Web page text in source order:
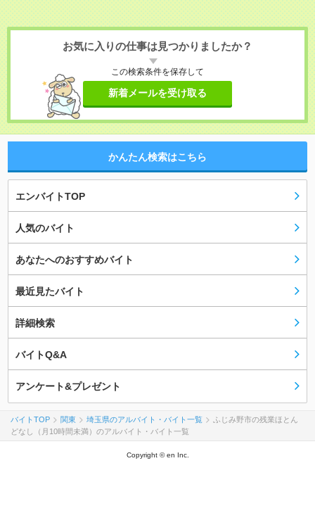
お気に入りの仕事は見つかりましたか？
この検索条件を保存して
新着メールを受け取る
かんたん検索はこちら
エンバイトTOP
人気のバイト
あなたへのおすすめバイト
最近見たバイト
詳細検索
バイトQ&A
アンケート&プレゼント
バイトTOP 関東 埼玉県のアルバイト・バイト一覧
ふじみ野市の残業ほとん
どなし（月10時間未満）のアルバイト・バイト一覧
Copyright © en Inc.